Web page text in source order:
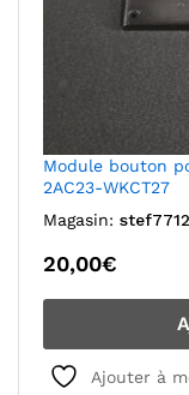
Module bouton
2AC23-WKCT27
Magasin:
20,00€
Ajouter à